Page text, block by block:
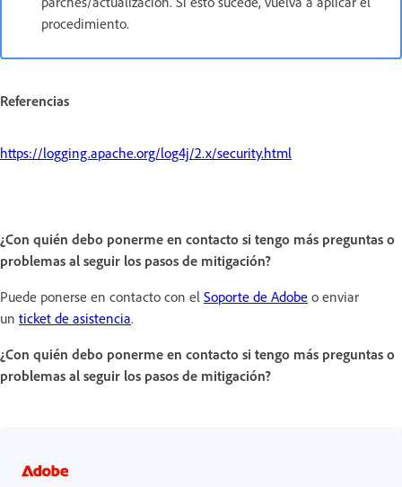
procedimiento.
Referencias
https://logging.apache.org/log4j/2.x/security.html
¿Con quién debo ponerme en contacto si tengo más preguntas o
problemas al seguir los pasos de mitigación?
Puede ponerse en contacto con el Soporte de Adobe o enviar
un ticket de asistencia.
¿Con quién debo ponerme en contacto si tengo más preguntas o
problemas al seguir los pasos de mitigación?